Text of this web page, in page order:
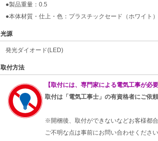
●製品重量：0.5
●本体材質・仕上・色：プラスチックセード（ホワイト）
光源
発光ダイオード(LED)
取付方法
【取付には、専門家による電気工事が必要
取付は「電気工事士」の有資格者にご依頼
※開梱後、取付ができないなどお客様都
ご不明な点は事前にお問い合わせください